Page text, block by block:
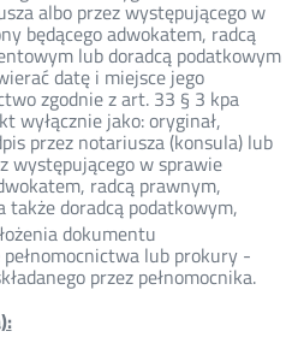
albo przez występującego w
będącego adwokatem, radcą
lub doradcą podatkowym
datę i miejsce jego
zgodnie z art. 33 § 3 kpa
wyłącznie jako: oryginał,
przez notariusza (konsula) lub
występującego w sprawie
radcą prawnym,
doradcą podatkowym,
dokumentu
lub prokury -
przez pełnomocnika.